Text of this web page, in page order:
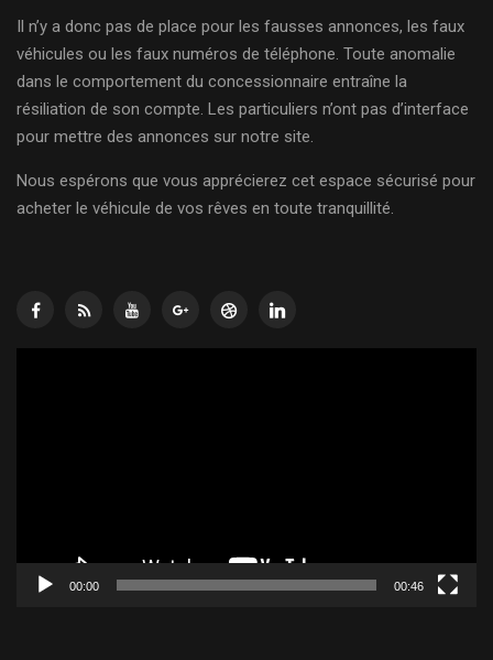
Il n’y a donc pas de place pour les fausses annonces, les faux
véhicules ou les faux numéros de téléphone. Toute anomalie
dans le comportement du concessionnaire entraîne la
résiliation de son compte. Les particuliers n’ont pas d’interface
pour mettre des annonces sur notre site.
Nous espérons que vous apprécierez cet espace sécurisé pour
acheter le véhicule de vos rêves en toute tranquillité.
00:00 00:46